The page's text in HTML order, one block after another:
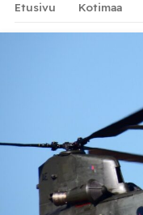
Etusivu Kotimaa